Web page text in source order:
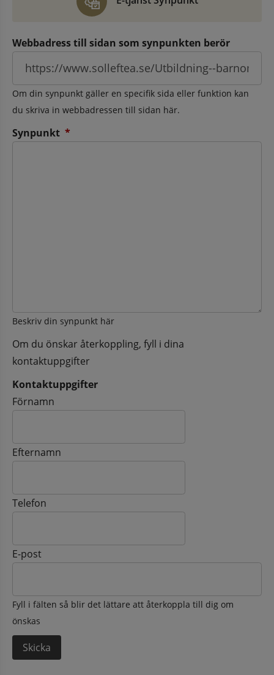
Webbadress till sidan som synpunkten berör
Om din synpunkt gäller en specifik sida eller funktion kan
du skriva in webbadressen till sidan här.
Synpunkt *
Beskriv din synpunkt här
Om du önskar återkoppling, fyll i dina
kontaktuppgifter
Kontaktuppgifter
Kontaktuppgifter
Förnamn
Efternamn
Telefon
E-post
Fyll i fälten så blir det lättare att återkoppla till dig om
önskas